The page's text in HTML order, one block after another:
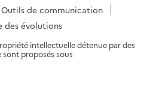
Outils de communication
des évolutions
intellectuelle détenue par des
sont proposés sous